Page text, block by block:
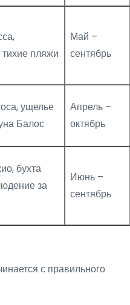
пляжи
Май –
сентябрь
ущелье
Балос
Апрель –
октябрь
бухта
за
Июнь –
сентябрь
с правильного